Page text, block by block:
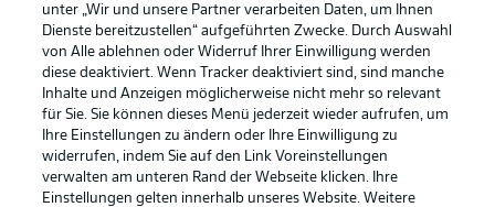
Rechtliche Hinweise Voreinstellungen verwalten
Datenschutz Nutzungsbedingungen
Kontakt Jobs
Impressum Partner
Spieler Liveticker
unter „Wir und unsere Partner verarbeiten Daten, um Ihnen
Dienste bereitzustellen“ aufgeführten Zwecke. Durch Auswahl
von Alle ablehnen oder Widerruf Ihrer Einwilligung werden
diese deaktiviert. Wenn Tracker deaktiviert sind, sind manche
Inhalte und Anzeigen möglicherweise nicht mehr so relevant
für Sie. Sie können dieses Menü jederzeit wieder aufrufen, um
Ihre Einstellungen zu ändern oder Ihre Einwilligung zu
widerrufen, indem Sie auf den Link Voreinstellungen
verwalten am unteren Rand der Webseite klicken. Ihre
Einstellungen gelten innerhalb unseres Website. Weitere